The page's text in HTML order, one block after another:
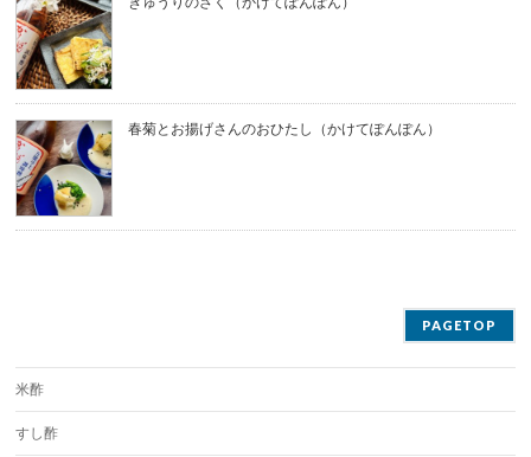
春菊とお揚げさんのおひたし（かけてぽんぽん）
PAGETOP
米酢
すし酢